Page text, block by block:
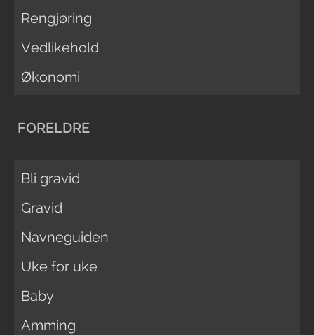
Rengjøring
Vedlikehold
Økonomi
FORELDRE
Bli gravid
Gravid
Navneguiden
Uke for uke
Baby
Amming